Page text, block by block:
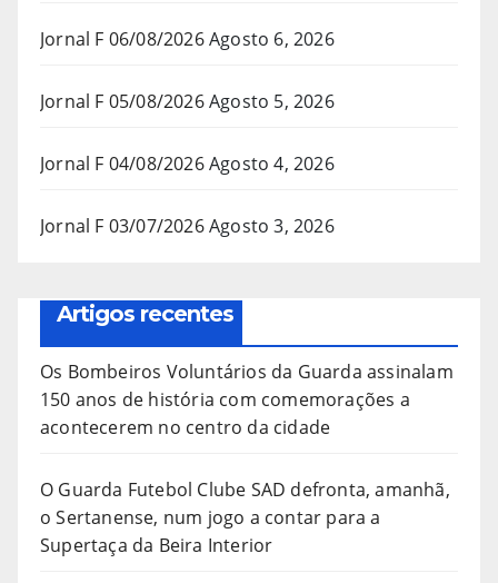
Jornal F 06/08/2026Agosto 6, 2026
Jornal F 05/08/2026Agosto 5, 2026
Jornal F 04/08/2026Agosto 4, 2026
Jornal F 03/07/2026Agosto 3, 2026
Artigos recentes
Os Bombeiros Voluntários da Guarda assinalam
150 anos de história com comemorações a
acontecerem no centro da cidade
O Guarda Futebol Clube SAD defronta, amanhã,
o Sertanense, num jogo a contar para a
Supertaça da Beira Interior